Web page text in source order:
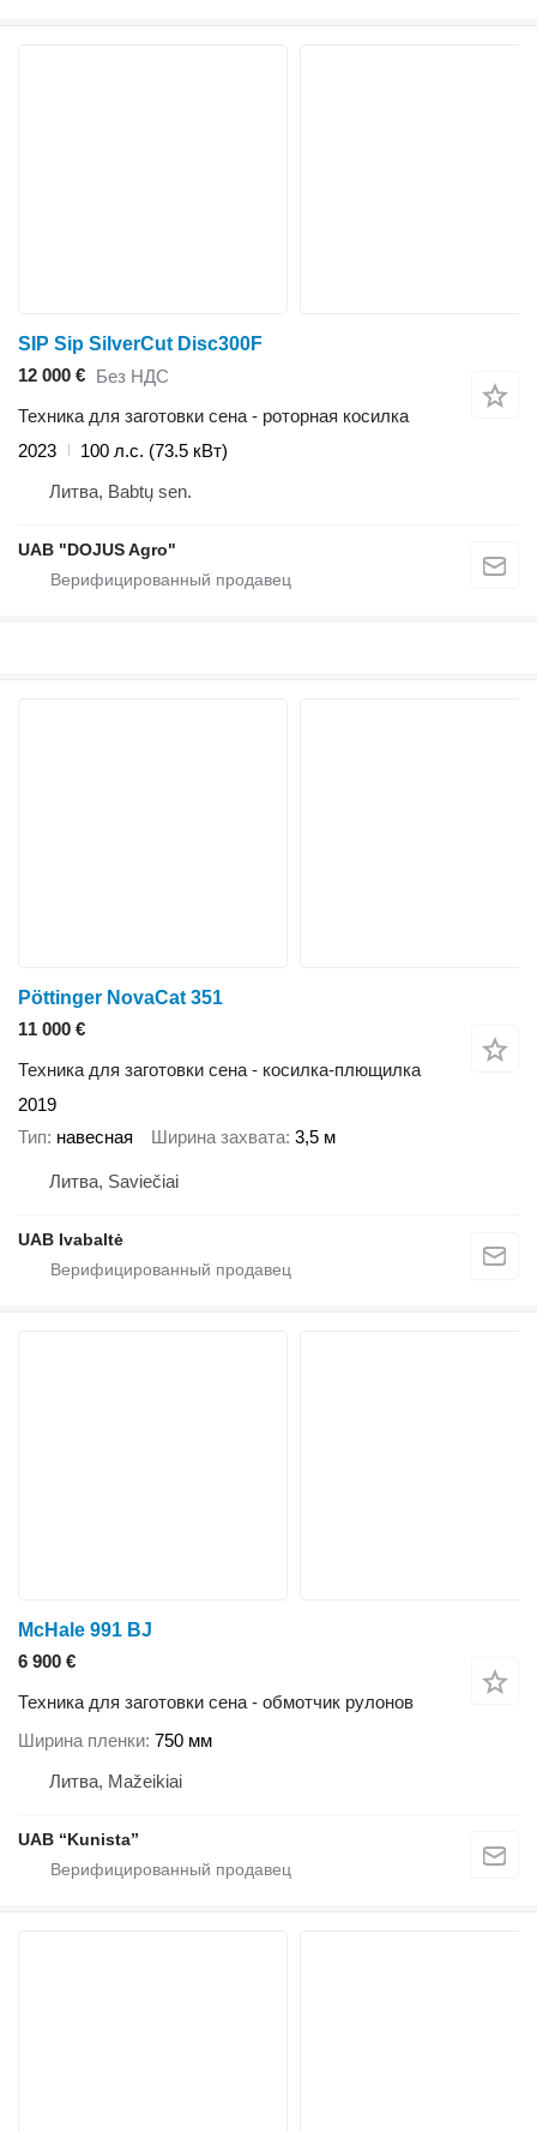
SIP Sip SilverCut Disc300F
12 000 € Без НДС
Техника для заготовки сена - роторная косилка
2023
100 л.с. (73.5 кВт)
Литва, Babtų sen.
UAB "DOJUS Agro"
Pöttinger NovaCat 351
11 000 €
Техника для заготовки сена - косилка-плющилка
2019
Тип навесная Ширина захвата 3,5 м
Литва, Saviečiai
UAB Ivabaltė
McHale 991 BJ
6 900 €
Техника для заготовки сена - обмотчик рулонов
Ширина пленки 750 мм
Литва, Mažeikiai
UAB “Kunista”